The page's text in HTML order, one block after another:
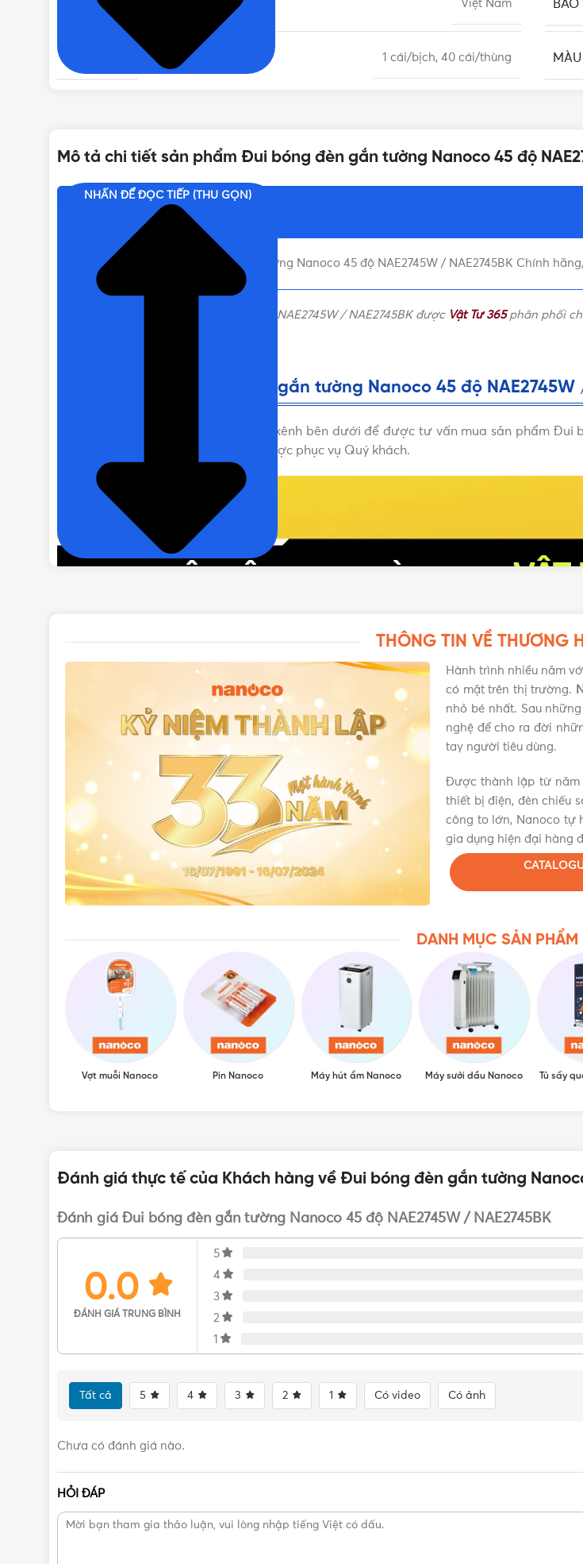
XUẤT XỨ Việt Nam BẢO
1 cái/bịch, 40 cái/thùng
Mô tả chi tiết sản phẩm Đui bóng đèn gắn tường Nanoco 45 độ
Nội dung chính
Liên hệ mua Đui bóng đèn gắn tường Nanoco 45 độ NAE2745W / NAE2745BK Chính
Đui bóng đèn gắn tường Nanoco 45 độ NAE2745W / NAE2745BK được Vật Tư 365phân phối
Liên hệ mua Đui bóng đèn gắn tường Nanoco 45 độ
Vui lòng liên hệ Vật Tư 365 theo các kênh bên dưới để được tư vấn mua sản phẩm Đui
với giá tốt nhất nhé! Rất hân hạnh được phục vụ Quý khách.
Hotline: 0912917977
Email: cskh@vattu365.com
https://vattu365.com/
Showroom: 13 đường số 7, P. An Lạc A, Q. Bình Tân, TPHCM
Vật Tư 365là Nhà phân phối thiết bị điện nước dân dụng và công nghiệp tại TP.HCM từ các
Cam kết sản phẩm chính hãng,
hấp dẫn ứng nhu cầu của khách hàng.
NHẤN ĐỂ ĐỌC TIẾP (THU GỌN)
THÔNG TIN VỀ THƯƠNG
Hành trình nhiều năm
có mặt trên thị trường.
nhỏ bé nhất. Sau
nghệ để cho ra đời
tay người tiêu dùng.
Được thành lập từ năm
thiết bị điện, đèn chiếu
công to lớn, Nanoco tự
gia dụng hiện đại hàng
DANH MỤC SẢN
Vợt muỗi Nanoco Pin Nanoco Máy hút ẩm Nanoco Máy sưởi dầu Nanoco Tủ sấy
Đánh giá thực tế của Khách hàng về Đui bóng đèn gắn tường
Đánh giá Đui bóng đèn gắn tường Nanoco 45 độ NAE2745W / NAE2745BK
0.0
ĐÁNH GIÁ TRUNG BÌNH
5
4
3
2
1
Tất cả 5 4 3 2 1 Có video Có ảnh
Chưa có đánh giá nào.
HỎI ĐÁP